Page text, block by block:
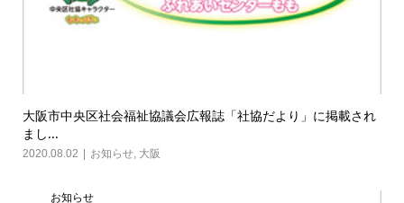
大阪市中央区社会福祉協議会広報誌「社協だより」に掲載され
まし...
2020.08.02 お知らせ, 大阪
お知らせ